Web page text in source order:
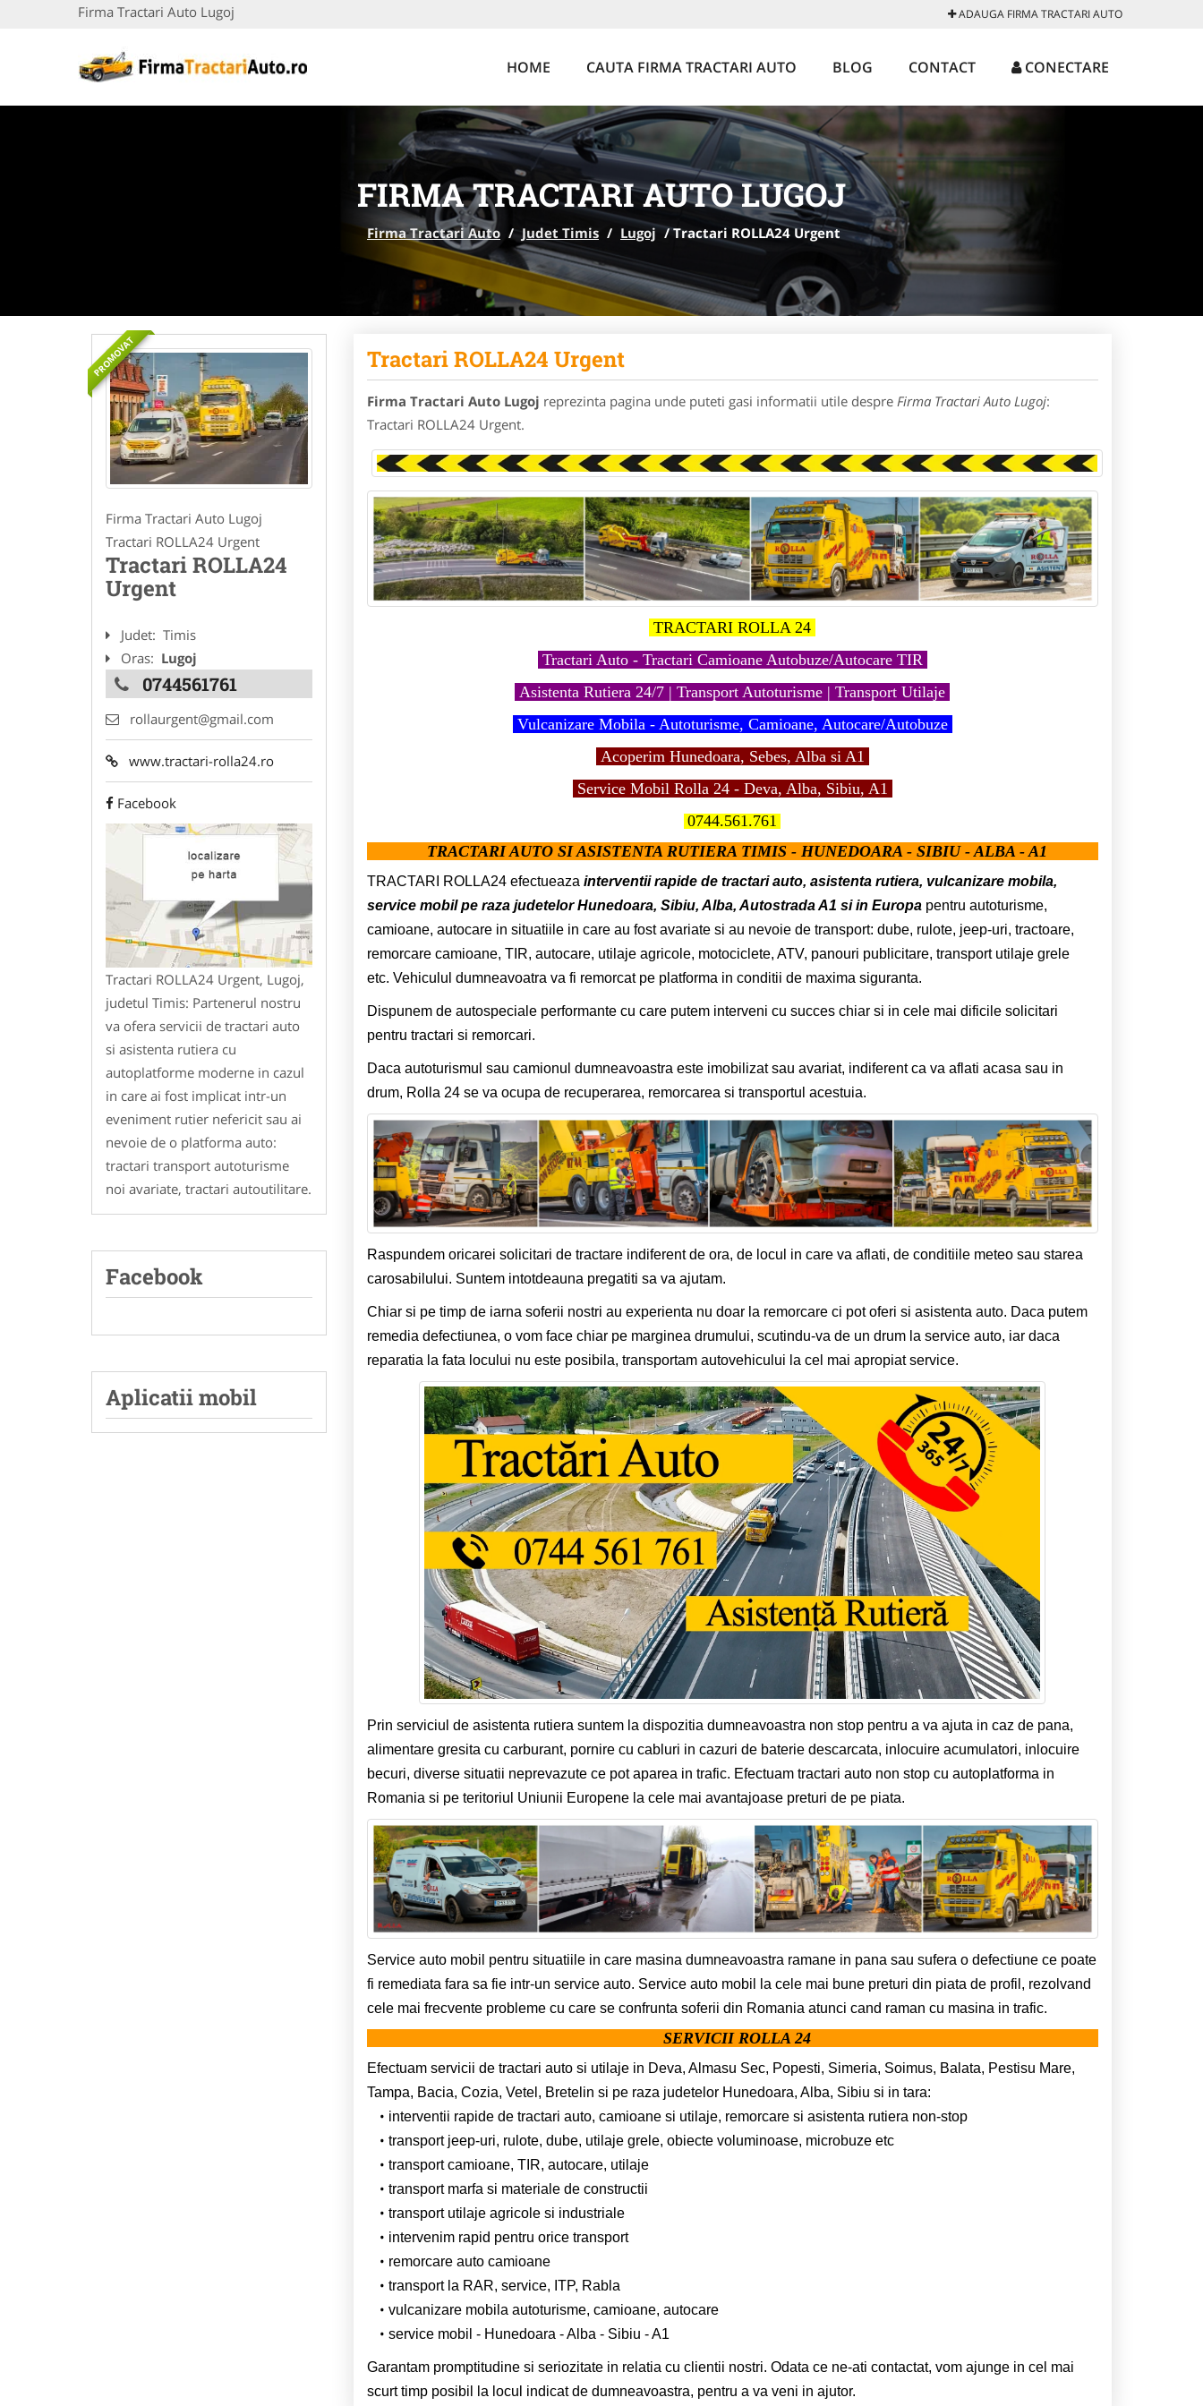
Firma Tractari Auto Lugoj ADAUGA FIRMA TRACTARI AUTO
HOME CAUTA FIRMA TRACTARI AUTO BLOG CONTACT CONECTARE
FIRMA TRACTARI AUTO LUGOJ
Firma Tractari Auto / Judet Timis / Lugoj /Tractari ROLLA24 Urgent
PROMOVAT
Firma Tractari Auto Lugoj
Tractari ROLLA24 Urgent
Tractari ROLLA24
Urgent
Judet: Timis
Oras: Lugoj
0744561761
rollaurgent@gmail.com
www.tractari-rolla24.ro
Facebook
Tractari ROLLA24 Urgent, Lugoj,
judetul Timis: Partenerul nostru
va ofera servicii de tractari auto
si asistenta rutiera cu
autoplatforme moderne in cazul
in care ai fost implicat intr-un
eveniment rutier nefericit sau ai
nevoie de o platforma auto:
tractari transport autoturisme
noi avariate, tractari autoutilitare.
Facebook
Aplicatii mobil
Tractari ROLLA24 Urgent
Firma Tractari Auto Lugoj reprezinta pagina unde puteti gasi informatii utile despre Firma Tractari Auto Lugoj:
Tractari ROLLA24 Urgent.
TRACTARI ROLLA 24
Tractari Auto - Tractari Camioane Autobuze/Autocare TIR
Asistenta Rutiera 24/7 | Transport Autoturisme | Transport Utilaje
Vulcanizare Mobila - Autoturisme, Camioane, Autocare/Autobuze
Acoperim Hunedoara, Sebes, Alba si A1
Service Mobil Rolla 24 - Deva, Alba, Sibiu, A1
0744.561.761
TRACTARI AUTO SI ASISTENTA RUTIERA TIMIS - HUNEDOARA - SIBIU - ALBA - A1
TRACTARI ROLLA24 efectueaza interventii rapide de tractari auto, asistenta rutiera, vulcanizare mobila,
service mobil pe raza judetelor Hunedoara, Sibiu, Alba, Autostrada A1 si in Europapentru autoturisme,
camioane, autocare in situatiile in care au fost avariate si au nevoie de transport: dube, rulote, jeep-uri, tractoare,
remorcare camioane, TIR, autocare, utilaje agricole, motociclete, ATV, panouri publicitare, transport utilaje grele
etc. Vehiculul dumneavoatra va fi remorcat pe platforma in conditii de maxima siguranta.
Dispunem de autospeciale performante cu care putem interveni cu succes chiar si in cele mai dificile solicitari
pentru tractari si remorcari.
Daca autoturismul sau camionul dumneavoastra este imobilizat sau avariat, indiferent ca va aflati acasa sau in
drum, Rolla 24 se va ocupa de recuperarea, remorcarea si transportul acestuia.
Raspundem oricarei solicitari de tractare indiferent de ora, de locul in care va aflati, de conditiile meteo sau starea
carosabilului. Suntem intotdeauna pregatiti sa va ajutam.
Chiar si pe timp de iarna soferii nostri au experienta nu doar la remorcare ci pot oferi si asistenta auto. Daca putem
remedia defectiunea, o vom face chiar pe marginea drumului, scutindu-va de un drum la service auto, iar daca
reparatia la fata locului nu este posibila, transportam autovehicului la cel mai apropiat service.
Prin serviciul de asistenta rutiera suntem la dispozitia dumneavoastra non stop pentru a va ajuta in caz de pana,
alimentare gresita cu carburant, pornire cu cabluri in cazuri de baterie descarcata, inlocuire acumulatori, inlocuire
becuri, diverse situatii neprevazute ce pot aparea in trafic. Efectuam tractari auto non stop cu autoplatforma in
Romania si pe teritoriul Uniunii Europene la cele mai avantajoase preturi de pe piata.
Service auto mobil pentru situatiile in care masina dumneavoastra ramane in pana sau sufera o defectiune ce poate
fi remediata fara sa fie intr-un service auto. Service auto mobil la cele mai bune preturi din piata de profil, rezolvand
cele mai frecvente probleme cu care se confrunta soferii din Romania atunci cand raman cu masina in trafic.
SERVICII ROLLA 24
Efectuam servicii de tractari auto si utilaje in Deva, Almasu Sec, Popesti, Simeria, Soimus, Balata, Pestisu Mare,
Tampa, Bacia, Cozia, Vetel, Bretelin si pe raza judetelor Hunedoara, Alba, Sibiu si in tara:
interventii rapide de tractari auto, camioane si utilaje, remorcare si asistenta rutiera non-stop
transport jeep-uri, rulote, dube, utilaje grele, obiecte voluminoase, microbuze etc
transport camioane, TIR, autocare, utilaje
transport marfa si materiale de constructii
transport utilaje agricole si industriale
intervenim rapid pentru orice transport
remorcare auto camioane
transport la RAR, service, ITP, Rabla
vulcanizare mobila autoturisme, camioane, autocare
service mobil - Hunedoara - Alba - Sibiu - A1
Garantam promptitudine si seriozitate in relatia cu clientii nostri. Odata ce ne-ati contactat, vom ajunge in cel mai
scurt timp posibil la locul indicat de dumneavoastra, pentru a va veni in ajutor.